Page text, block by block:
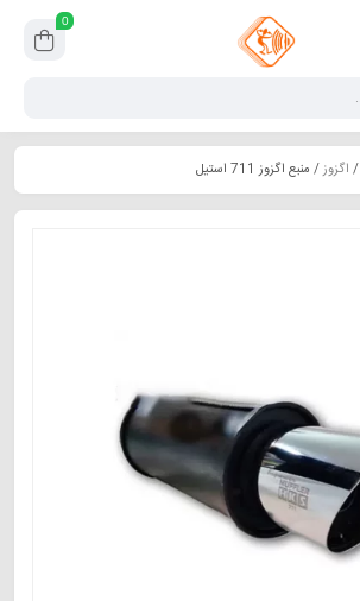
0
/ اگزوز/ منبع اگزوز 711 استیل